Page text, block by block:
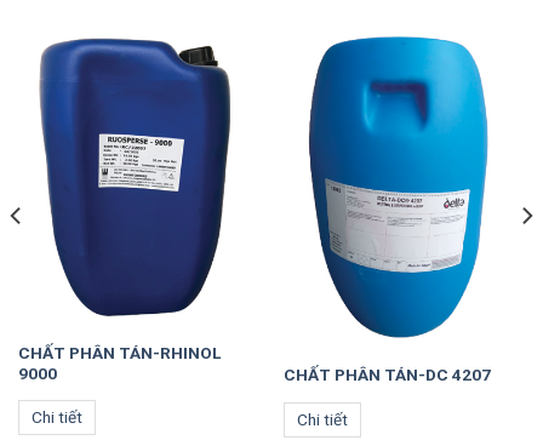
CHẤT PHÂN TÁN-RHINOL
9000
Chi tiết
CHẤT PHÂN TÁN-DC 4207
Chi tiết